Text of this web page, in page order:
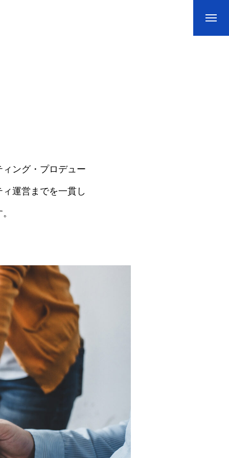
ング・プロデュー
運営までを一貫し